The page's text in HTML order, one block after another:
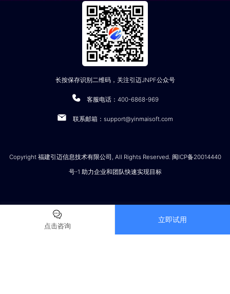
长按保存识别二维码，关注引迈JNPF公众号
客服电话：400-6868-969
联系邮箱：support@yinmaisoft.com
Copyright 福建引迈信息技术有限公司, All Rights Reserved. 闽ICP备20014440
号-1 助力企业和团队快速实现目标
点击咨询
立即试用